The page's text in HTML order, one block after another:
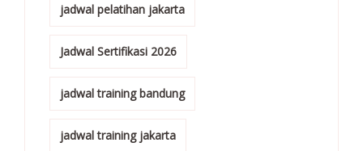
jadwal pelatihan jakarta
Jadwal Sertifikasi 2026
jadwal training bandung
jadwal training jakarta